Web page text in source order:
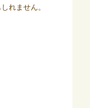
れません。